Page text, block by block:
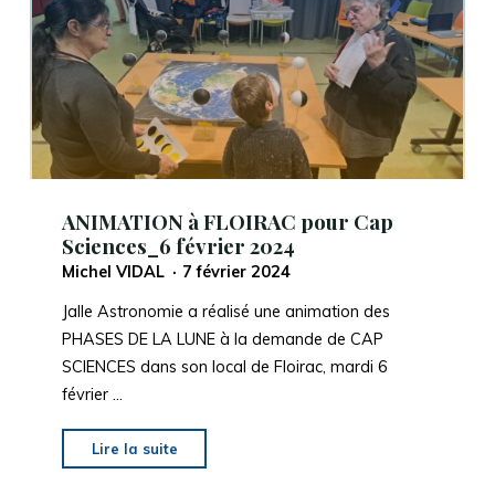
DES
ÉCLIPSES »
_Pascal
DUPHIL"
ANIMATION à FLOIRAC pour Cap
Sciences_6 février 2024
Michel VIDAL
7 février 2024
Jalle Astronomie a réalisé une animation des
PHASES DE LA LUNE à la demande de CAP
SCIENCES dans son local de Floirac, mardi 6
février …
Lire la suite
à